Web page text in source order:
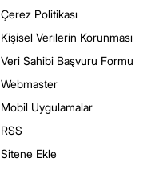
Çerez Politikası
Kişisel Verilerin Korunması
Veri Sahibi Başvuru Formu
Webmaster
Mobil Uygulamalar
RSS
Sitene Ekle